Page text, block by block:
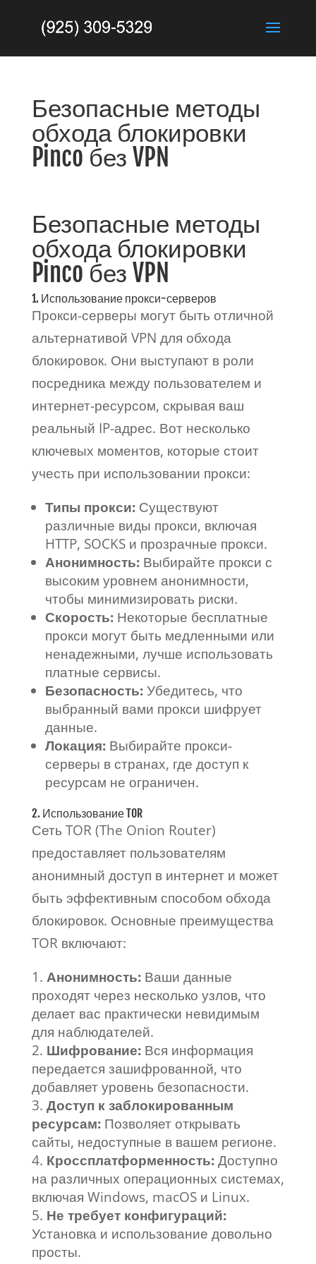
Безопасные методы
обхода блокировки
Pinco без VPN
Безопасные методы
обхода блокировки
Pinco без VPN
1. Использование прокси-серверов
Прокси-серверы могут быть отличной
альтернативой VPN для обхода
блокировок. Они выступают в роли
посредника между пользователем и
интернет-ресурсом, скрывая ваш
реальный IP-адрес. Вот несколько
ключевых моментов, которые стоит
учесть при использовании прокси:
Типы прокси:Существуют
различные виды прокси, включая
HTTP, SOCKS и прозрачные прокси.
Анонимность:Выбирайте прокси с
высоким уровнем анонимности,
чтобы минимизировать риски.
Скорость:Некоторые бесплатные
прокси могут быть медленными или
ненадежными, лучше использовать
платные сервисы.
Безопасность:Убедитесь, что
выбранный вами прокси шифрует
данные.
Локация:Выбирайте прокси-
серверы в странах, где доступ к
ресурсам не ограничен.
2. Использование TOR
Сеть TOR (The Onion Router)
предоставляет пользователям
анонимный доступ в интернет и может
быть эффективным способом обхода
блокировок. Основные преимущества
TOR включают:
Анонимность:Ваши данные
проходят через несколько узлов, что
делает вас практически невидимым
для наблюдателей.
Шифрование:Вся информация
передается зашифрованной, что
добавляет уровень безопасности.
Доступ к заблокированным
ресурсам:Позволяет открывать
сайты, недоступные в вашем регионе.
Кроссплатформенность:Доступно
на различных операционных системах,
включая Windows, macOS и Linux.
Не требует конфигураций:
Установка и использование довольно
просты.